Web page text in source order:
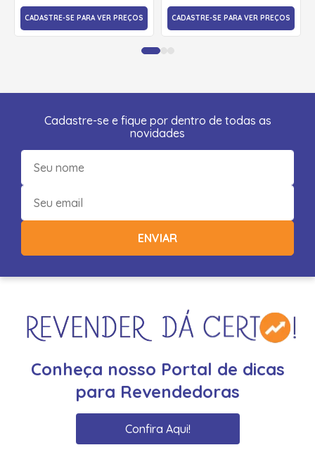
CADASTRE-SE PARA VER PREÇOS CADASTRE-SE PARA VER PREÇOS
Cadastre-se e fique por dentro de todas as
novidades
ENVIAR
Conheça nosso Portal de dicas
para Revendedoras
Confira Aqui!